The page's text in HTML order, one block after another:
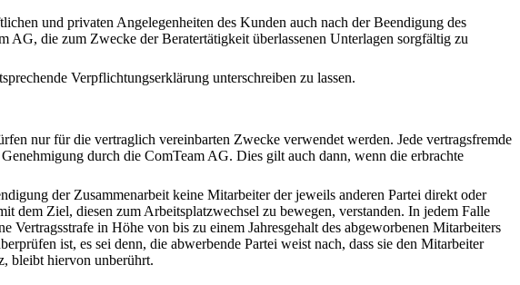
und privaten Angelegenheiten des Kunden auch nach der Beendigung des
die zum Zwecke der Beratertätigkeit überlassenen Unterlagen sorgfältig zu
Verpflichtungserklärung unterschreiben zu lassen.
nur für die vertraglich vereinbarten Zwecke verwendet werden. Jede vertragsfremde
durch die ComTeam AG. Dies gilt auch dann, wenn die erbrachte
der Zusammenarbeit keine Mitarbeiter der jeweils anderen Partei direkt oder
Ziel, diesen zum Arbeitsplatzwechsel zu bewegen, verstanden. In jedem Falle
in Höhe von bis zu einem Jahresgehalt des abgeworbenen Mitarbeiters
ist, es sei denn, die abwerbende Partei weist nach, dass sie den Mitarbeiter
bleibt hiervon unberührt.